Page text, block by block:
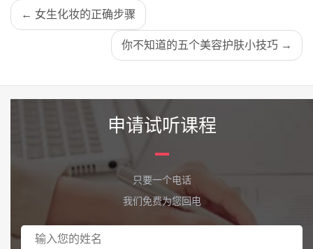
← 女生化妆的正确步骤
你不知道的五个美容护肤小技巧 →
申请试听课程
只要一个电话
我们免费为您回电